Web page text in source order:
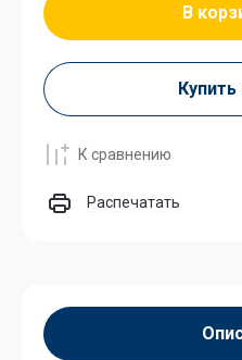
В
Купить
К сравнению
Распечатать